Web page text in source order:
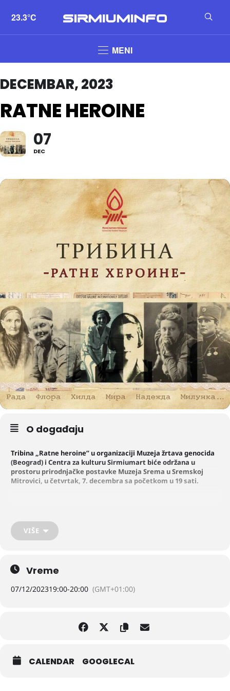
23.3°C
MENI
DECEMBAR, 2023
RATNE HEROINE
07
DEC
O događaju
Tribina „Ratne heroine” u organizaciji Muzeja žrtava genocida
(Beograd) i Centra za kulturu Sirmiumart biće održana u
prostoru prirodnjačke postavke Muzeja Srema u Sremskoj
Mitrovici, u četvrtak, 7. decembra sa početkom u 19 sati.
osoblje ili na neki drugi način, bile aktivne učesnice u oružanim
borbama i drugim aktivnostima, kako bi spasile svoje porodice,
Cikota i Hilda Dajč.
Projekcija kratkog dokumentarno-igranog filma Peto pismo Hilde
VIŠE
Vreme
07/12/202319:00-20:00 (GMT+01:00)
CALENDAR GOOGLECAL